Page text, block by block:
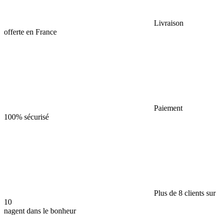
Livraison
offerte en France
Paiement
100% sécurisé
Plus de 8 clients sur
10
nagent dans le bonheur